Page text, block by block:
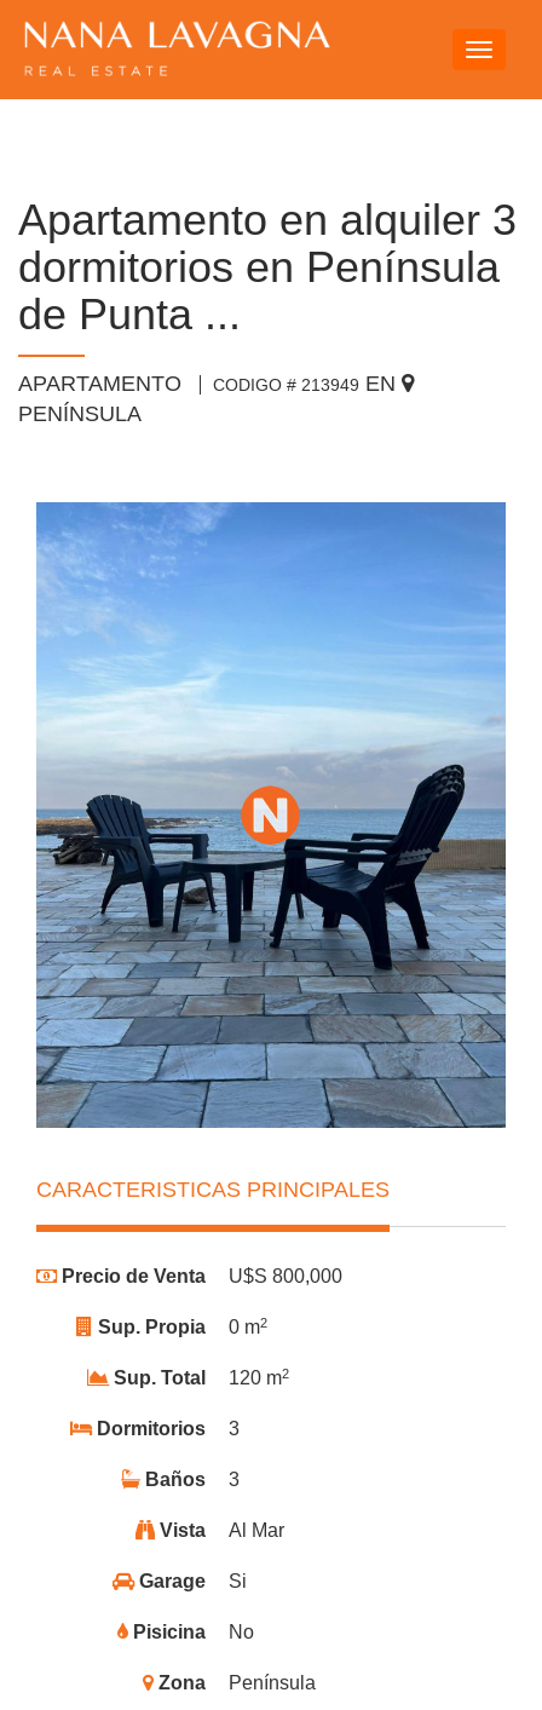
Toggle
Apartamento en alquiler 3
dormitorios en Península
de Punta ...
APARTAMENTO CODIGO # 213949 EN
PENÍNSULA
CARACTERISTICAS PRINCIPALES
Precio de Venta U$S 800,000
Sup. Propia 0 m2
Sup. Total 120 m2
Dormitorios 3
Baños 3
Vista Al Mar
Garage Si
Pisicina No
Zona Península